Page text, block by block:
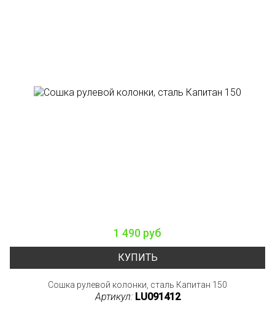
1 490 руб
КУПИТЬ
Сошка рулевой колонки, сталь Капитан 150
Артикул: LU091412